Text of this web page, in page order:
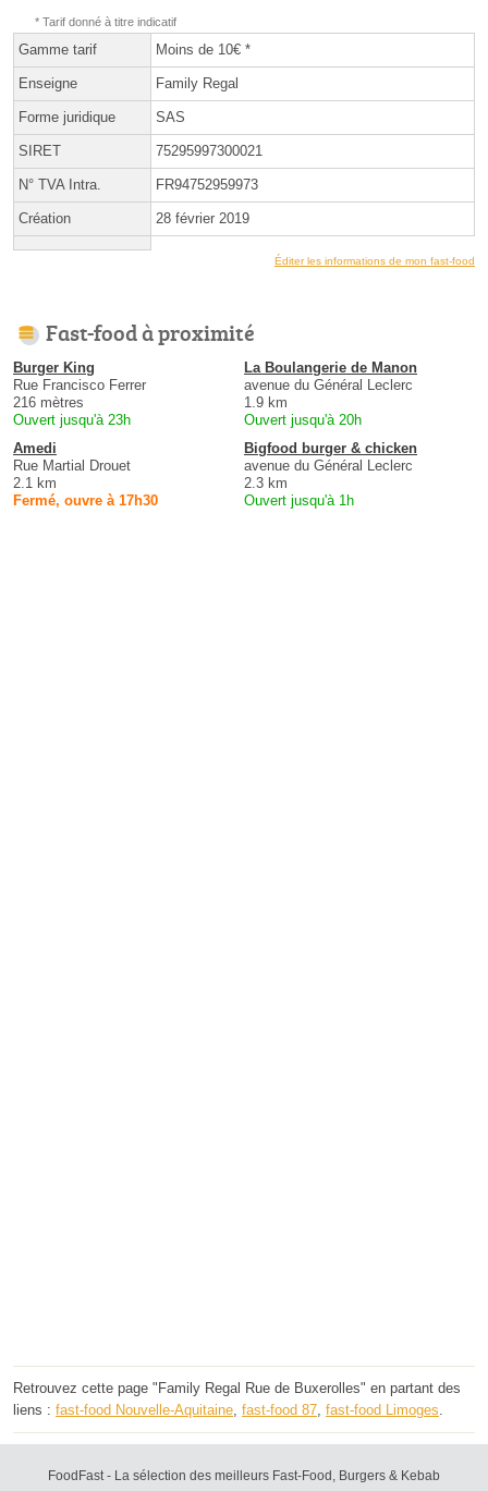
* Tarif donné à titre indicatif
Gamme tarif Moins de 10€ *
Enseigne Family Regal
Forme juridique SAS
SIRET 75295997300021
N° TVA Intra. FR94752959973
Création 28 février 2019
Éditer les informations de mon fast-food
Fast-food à proximité
Burger King
Rue Francisco Ferrer
216 mètres
Ouvert jusqu'à 23h
La Boulangerie de Manon
avenue du Général Leclerc
1.9 km
Ouvert jusqu'à 20h
Amedi
Rue Martial Drouet
2.1 km
Fermé, ouvre à 17h30
Bigfood burger & chicken
avenue du Général Leclerc
2.3 km
Ouvert jusqu'à 1h
Retrouvez cette page "Family Regal Rue de Buxerolles" en partant des
liens : fast-food Nouvelle-Aquitaine fast-food 87 fast-food Limoges
FoodFast - La sélection des meilleurs Fast-Food, Burgers & Kebab